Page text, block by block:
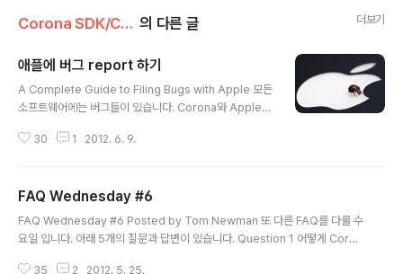
Corona SDK/Corona SDK TIPs 의 다른 글 더보기
애플에 버그 report 하기
A Complete Guide to Filing Bugs with Apple 모든
소프트웨어에는 버그들이 있습니다. Corona와 Apple도
ric Wing은 bug reporting 의 프로입니다. 그는 애플의
에 관한 글들을 읽어 보세요. 여러분도 발견한 버그가 있으
시면 Apple Radar에 올려보세요. Report your Apple
Bugs and Features 앱 스토어에 iOS 앱을 올리시나요?
를 사용하시나요? 어떤것에든 yes를 대답하셨다면 ..
30 1 2012. 6. 9.
FAQ Wednesday #6
FAQ Wednesday #6 Posted by Tom Newman 또 다른 FAQ를 다룰 수
요일 입니다. 아래 5개의 질문과 답변이 있습니다. Question 1 어떻게 Coron
35 2 2012. 5. 25.